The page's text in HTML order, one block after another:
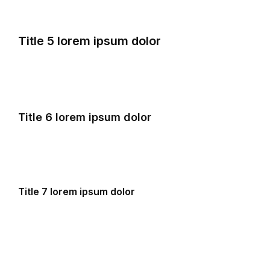
Title 5 lorem ipsum dolor
Title 6 lorem ipsum dolor
Title 7 lorem ipsum dolor